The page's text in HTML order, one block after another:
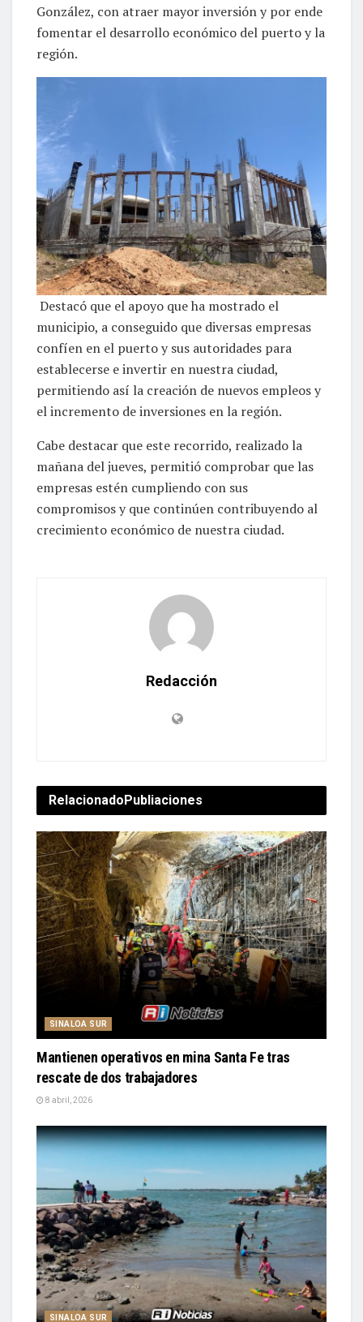
González, con atraer mayor inversión y por ende
fomentar el desarrollo económico del puerto y la
región.
Destacó que el apoyo que ha mostrado el
municipio, a conseguido que diversas empresas
confíen en el puerto y sus autoridades para
establecerse e invertir en nuestra ciudad,
permitiendo así la creación de nuevos empleos y
el incremento de inversiones en la región.
Cabe destacar que este recorrido, realizado la
mañana del jueves, permitió comprobar que las
empresas estén cumpliendo con sus
compromisos y que continúen contribuyendo al
crecimiento económico de nuestra ciudad.
Redacción
RelacionadoPubliaciones
SINALOA SUR
Mantienen operativos en mina Santa Fe tras
rescate de dos trabajadores
8 abril, 2026
SINALOA SUR